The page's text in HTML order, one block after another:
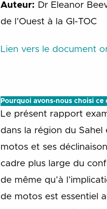
Auteur: Dr Eleanor
de l’Ouest à la GI-TOC
Lien vers le document
Pourquoi avons-nous choisi ce
Le présent rapport
dans la région du Sahel
motos et ses
cadre plus large du
de même qu’à
de motos est essentiel